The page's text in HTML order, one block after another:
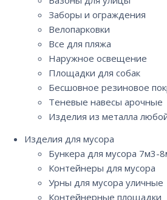
Заборы и ограждения
Велопарковки
Все для пляжа
Наружное освещение
Площадки для собак
Бесшовное резиновое
Теневые навесы арочные
Изделия из металла
Изделия для мусора
Бункера для мусора 7м3-
Контейнеры для мусора
Урны для мусора уличные
Контейнерные площадки